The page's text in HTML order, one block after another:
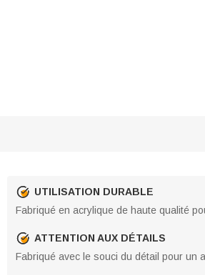
UTILISATION DURABLE
Fabriqué en acrylique de haute qualité
ATTENTION AUX DÉTAILS
Fabriqué avec le souci du détail pour un